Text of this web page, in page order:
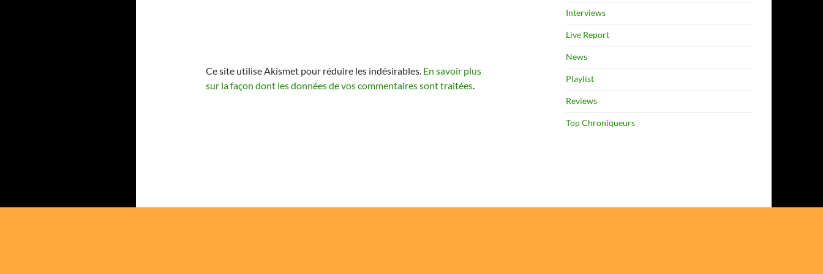
Ce site utilise Akismet pour réduire les indésirables. En savoir plus
sur la façon dont les données de vos commentaires sont traitées.
Interviews
Live Report
News
Playlist
Reviews
Top Chroniqueurs